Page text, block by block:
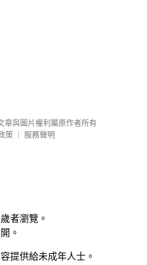
章與圖片權利屬原作者所有
策
服務聲明
者瀏覽。
。
提供給未成年人士。